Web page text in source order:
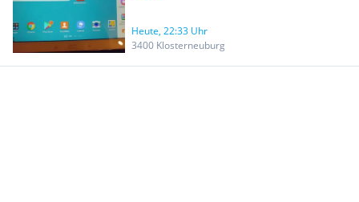
Heute, 22:33 Uhr
3400 Klosterneuburg